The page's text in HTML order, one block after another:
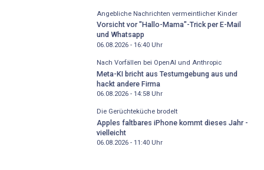
Angebliche Nachrichten vermeintlicher Kinder
Vorsicht vor "Hallo-Mama"-Trick per E-Mail
und Whatsapp
06.08.2026 - 16:40Uhr
Nach Vorfällen bei OpenAI und Anthropic
Meta-KI bricht aus Testumgebung aus und
hackt andere Firma
06.08.2026 - 14:58Uhr
Die Gerüchteküche brodelt
Apples faltbares iPhone kommt dieses Jahr -
vielleicht
06.08.2026 - 11:40Uhr